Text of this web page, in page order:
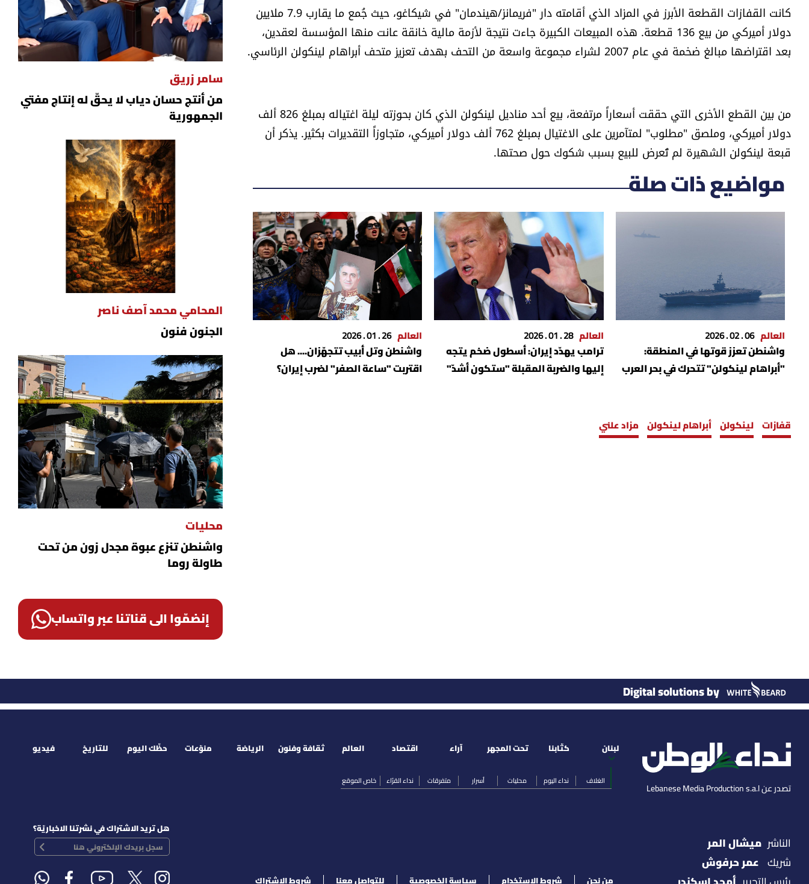
كانت القفازات القطعة الأبرز في المزاد الذي أقامته دار "فريمانز/هيندمان" في شيكاغو، حيث جُمع ما يقارب 7.9 ملايين
دولار أميركي من بيع 136 قطعة. هذه المبيعات الكبيرة جاءت نتيجة لأزمة مالية خانقة عانت منها المؤسسة لعقدين،
بعد اقتراضها مبالغ ضخمة في عام 2007 لشراء مجموعة واسعة من التحف بهدف تعزيز متحف أبراهام لينكولن الرئاسي.
من بين القطع الأخرى التي حققت أسعاراً مرتفعة، بيع أحد مناديل لينكولن الذي كان بحوزته ليلة اغتياله بمبلغ 826 ألف
دولار أميركي، وملصق "مطلوب" لمتآمرين على الاغتيال بمبلغ 762 ألف دولار أميركي، متجاوزاً التقديرات بكثير. يذكر أن
قبعة لينكولن الشهيرة لم تُعرض للبيع بسبب شكوك حول صحتها.
مواضيع ذات صلة
العالم 06 . 02 . 2026
واشنطن تعزز قوتها في المنطقة:
"أبراهام لينكولن" تتحرك في بحر العرب
العالم 28 . 01 . 2026
ترامب يهدّد إيران: أسطول ضخم يتجه
إليها والضربة المقبلة "ستكون أشدّ"
العالم 26 . 01 . 2026
واشنطن وتل أبيب تتجهّزان.... هل
اقتربت "ساعة الصفر" لضرب إيران؟
قفازات لينكولن أبراهام لينكولن مزاد علني
سامر زريق
من أنتج حسان دياب لا يحقّ له إنتاج مفتي
الجمهورية
المحامي محمد آصف ناصر
الجنون فنون
محليات
واشنطن تنزع عبوة مجدل زون من تحت
طاولة روما
إنضمّوا الى قناتنا عبر واتساب
Digital solutions by
تصدر عن Lebanese Media Production s.a.l
لبنان
الغلاف نداء اليوم محليات أسرار متفرقات نداء القرّاء خاص الموقع
كتّابنا تحت المجهر آراء اقتصاد العالم ثقافة وفنون الرياضة منوّعات حظّك اليوم للتاريخ فيديو
الناشر ميشال المر
شريك عمر حرفوش
من نحن شروط الإستخدام سياسة الخصوصية للتواصل معنا شروط الإشتراك
هل تريد الاشتراك في نشرتنا الاخباريّة؟